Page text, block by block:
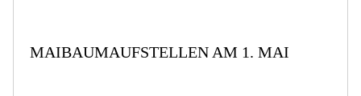
MAIBAUMAUFSTELLEN AM 1. MAI